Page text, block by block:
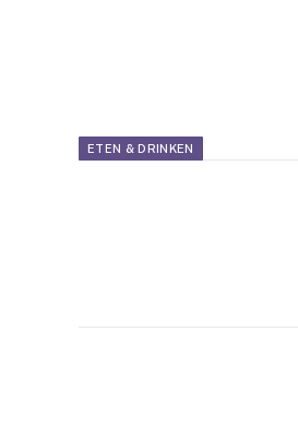
ETEN & DRINKEN